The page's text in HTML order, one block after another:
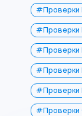
#Проверки
#Проверки
#Проверки
#Проверки
#Проверки
#Проверки